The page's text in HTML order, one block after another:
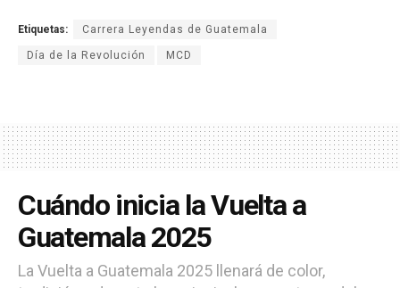
Etiquetas: Carrera Leyendas de Guatemala
Día de la Revolución MCD
Cuándo inicia la Vuelta a
Guatemala 2025
La Vuelta a Guatemala 2025 llenará de color,